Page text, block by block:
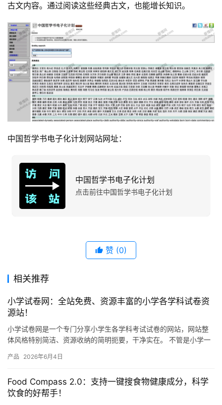
产
品
古文内容。通过阅读这些经典古文，也能增长知识。
中国哲学书电子化计划网站网址：
中国哲学书电子化计划
点击前往中国哲学书电子化计划
赞 (0)
相关推荐
小学试卷网：全站免费、资源丰富的小学各学科试卷资
源站！
小学试卷网是一个专门分享小学生各学科考试试卷的网站，网站整
体风格特别简洁、资源收纳的简明扼要，干净实在。 不管是小学一
都有…
产品 2026年6月4日
Food Compass 2.0：支持一键搜食物健康成分，科学
饮食的好帮手！